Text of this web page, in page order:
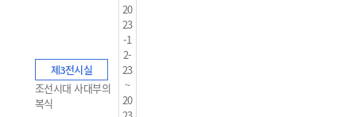
제3전시실
조선시대 사대부의
복식
20
23
-1
2-
23
~
20